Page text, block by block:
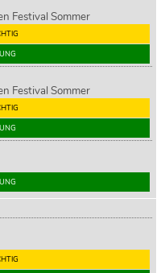
Festival Sommer
Festival Sommer